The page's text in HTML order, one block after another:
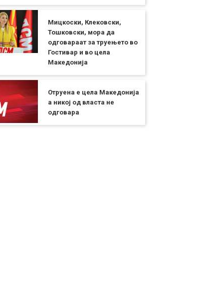
Мицкоски, Клековски,
Тошковски, мора да
одговараат за труењето во
Гостивар и во цела
Македонија
Отруена е цела Македонија
а никој од власта не
одговара